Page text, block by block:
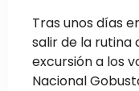
Tras unos días
salir de la rutina
excursión a los
Nacional